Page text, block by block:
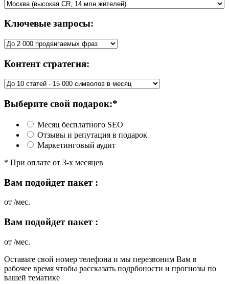
Ключевые запросы:
Контент стратегия:
Выберите свой подарок:*
Месяц бесплатного SEO
Отзывы и репутация в подарок
Маркетинговый аудит
* При оплате от 3-х месяцев
Вам подойдет пакет :
от /мес.
Вам подойдет пакет :
от /мес.
Оставьте свой номер телефона и мы перезвоним Вам в
рабочее время чтобы рассказать подрбоности и прогнозы по
вашей тематике